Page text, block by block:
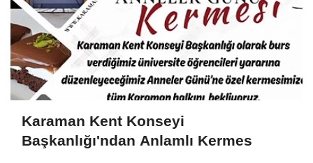
Karaman Kent Konseyi
Başkanlığı'ndan Anlamlı Kermes